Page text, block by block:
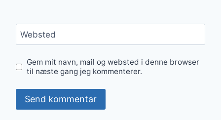
Websted
Gem mit navn, mail og websted i denne browser
til næste gang jeg kommenterer.